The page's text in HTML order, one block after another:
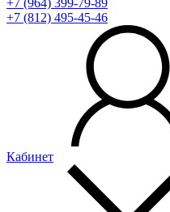
+7 (964) 399-79-89
+7 (812) 495-45-46
Кабинет